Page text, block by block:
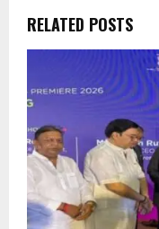
RELATED POSTS